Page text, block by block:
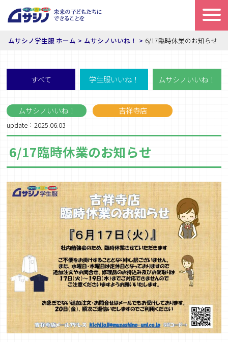
ムサシノ学生服 ホーム ムサシノいいね！ 6/17臨時休業のお知らせ
すべて 学生服いいね！ ムサシノいいね！
ムサシノいいね！ 吉祥寺店
update：2025.06.03
6/17臨時休業のお知らせ